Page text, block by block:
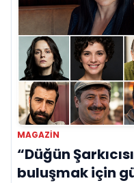
MAGAZİN
“Düğün
buluşmak için